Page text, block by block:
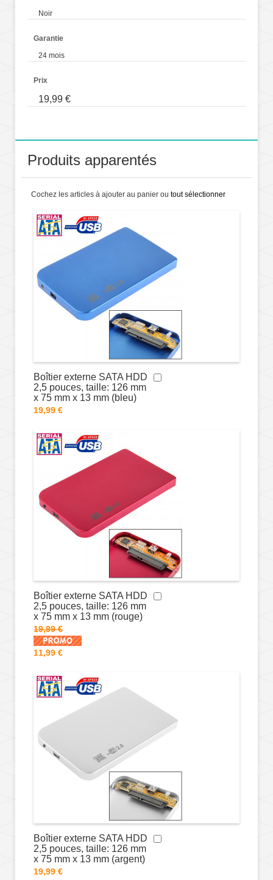
Noir
Garantie
24 mois
Prix
19,99 €
Produits apparentés
Cochez les articles à ajouter au panier ou tout sélectionner
Boîtier externe SATA HDD
2,5 pouces, taille: 126 mm
x 75 mm x 13 mm (bleu)
19,99 €
Boîtier externe SATA HDD
2,5 pouces, taille: 126 mm
x 75 mm x 13 mm (rouge)
19,99 €
11,99 €
Boîtier externe SATA HDD
2,5 pouces, taille: 126 mm
x 75 mm x 13 mm (argent)
19,99 €